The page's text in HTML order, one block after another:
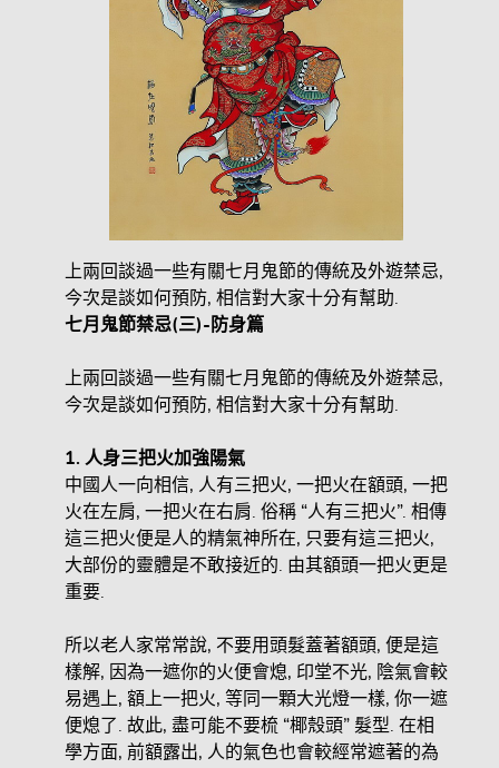
上兩回談過一些有關七月鬼節的傳統及外遊禁忌,
今次是談如何預防, 相信對大家十分有幫助.
七月鬼節禁忌(三)-防身篇
上兩回談過一些有關七月鬼節的傳統及外遊禁忌,
今次是談如何預防, 相信對大家十分有幫助.
1. 人身三把火加強陽氣
中國人一向相信, 人有三把火, 一把火在額頭, 一把
火在左肩, 一把火在右肩. 俗稱 “人有三把火”. 相傳
這三把火便是人的精氣神所在, 只要有這三把火,
大部份的靈體是不敢接近的. 由其額頭一把火更是
重要.
所以老人家常常說, 不要用頭髮蓋著額頭, 便是這
樣解, 因為一遮你的火便會熄, 印堂不光, 陰氣會較
易遇上, 額上一把火, 等同一顆大光燈一樣, 你一遮
便熄了. 故此, 盡可能不要梳 “椰殼頭” 髮型. 在相
學方面, 前額露出, 人的氣色也會較經常遮著的為